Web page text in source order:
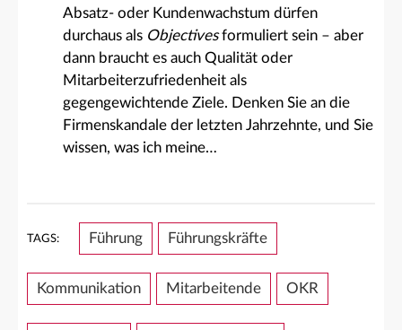
Absatz- oder Kundenwachstum dürfen
durchaus als Objectivesformuliert sein – aber
dann braucht es auch Qualität oder
Mitarbeiterzufriedenheit als
gegengewichtende Ziele. Denken Sie an die
Firmenskandale der letzten Jahrzehnte, und Sie
wissen, was ich meine…
TAGS: Führung Führungskräfte
Kommunikation Mitarbeitende OKR